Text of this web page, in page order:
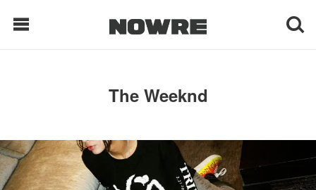
每日鲜榨
现客视点
每日栏目
The Weeknd